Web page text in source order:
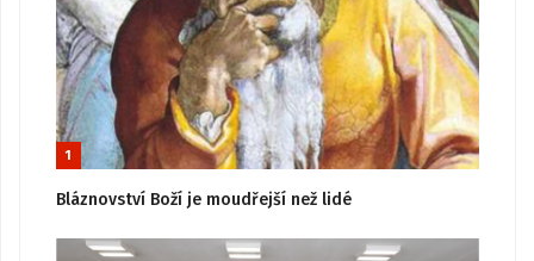
1
Bláznovství Boží je moudřejší než lidé